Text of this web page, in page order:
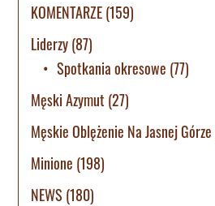
KOMENTARZE(159)
Liderzy(87)
Spotkania okresowe (77)
Męski Azymut (27)
Męskie Oblężenie Na Jasnej Górze
Minione (198)
NEWS (180)